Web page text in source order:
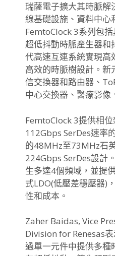
瑞薩電子擴大其時脈解
線基礎設施、資料中心
FemtoClock 3系列包
超低抖動時脈產生器
代高速互連系統實現高
高效的時脈樹設計。
信交換器和路由器、
中心交換器、醫療影像
FemtoClock 3提供相
112Gbps SerDes速率
的48MHz至73MHz石
224Gbps SerDes設計
生多達4個頻域，並提
式LDO(低壓差穩壓器)
性和成本。
Zaher Baidas, Vice
Division for Renesas
過單一元件中提供多種